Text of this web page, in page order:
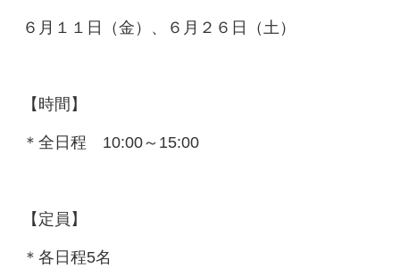
６月１１日（金）、６月２６日（土）
【時間】
＊全日程 10:00～15:00
【定員】
＊各日程5名